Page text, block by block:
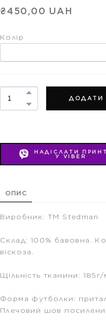
₴450,00 UAH
Колір
ДОДАТИ
НАДІСЛАТИ
У VIBER
ОПИС
Виробник: ТМ Stedman
Склад: 100% бавовна.
віскоза.
Щільність тканини:
Форма футболки:
Плечовий шов